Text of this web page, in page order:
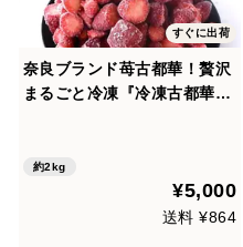
すぐに出荷
奈良ブランド苺古都華！贅沢
まるごと冷凍『冷凍古都華』
約2kg
¥5,000
送料 ¥864